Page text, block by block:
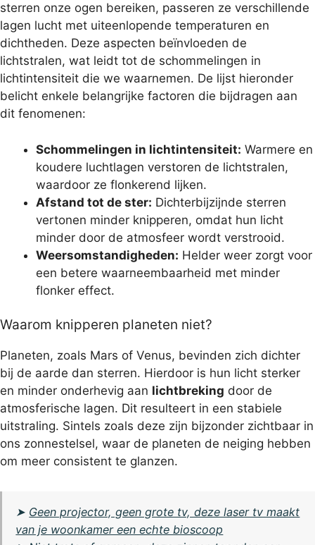
sterren onze ogen bereiken, passeren ze verschillende
lagen lucht met uiteenlopende temperaturen en
dichtheden. Deze aspecten beïnvloeden de
lichtstralen, wat leidt tot de schommelingen in
lichtintensiteit die we waarnemen. De lijst hieronder
belicht enkele belangrijke factoren die bijdragen aan
dit fenomenen:
Schommelingen in lichtintensiteit: Warmere en
koudere luchtlagen verstoren de lichtstralen,
waardoor ze flonkerend lijken.
Afstand tot de ster: Dichterbijzijnde sterren
vertonen minder knipperen, omdat hun licht
minder door de atmosfeer wordt verstrooid.
Weersomstandigheden: Helder weer zorgt voor
een betere waarneembaarheid met minder
flonker effect.
Waarom knipperen planeten niet?
Planeten, zoals Mars of Venus, bevinden zich dichter
bij de aarde dan sterren. Hierdoor is hun licht sterker
en minder onderhevig aan lichtbreking door de
atmosferische lagen. Dit resulteert in een stabiele
uitstraling. Sintels zoals deze zijn bijzonder zichtbaar in
ons zonnestelsel, waar de planeten de neiging hebben
om meer consistent te glanzen.
➤ Geen projector, geen grote tv, deze laser tv maakt
van je woonkamer een echte bioscoop